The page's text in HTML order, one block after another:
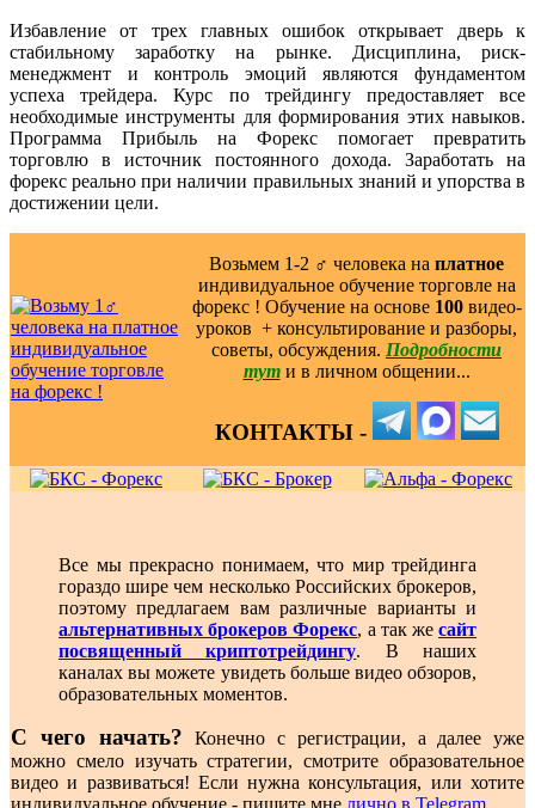
Избавление от трех главных ошибок открывает дверь к
стабильному заработку на рынке. Дисциплина, риск-
менеджмент и контроль эмоций являются фундаментом
успеха трейдера. Курс по трейдингу предоставляет все
необходимые инструменты для формирования этих навыков.
Программа Прибыль на Форекс помогает превратить
торговлю в источник постоянного дохода. Заработать на
форекс реально при наличии правильных знаний и упорства в
достижении цели.
Возьмем 1-2 ‍♂️ человека на платное
индивидуальное обучение торговле на
форекс ! Обучение на основе 100видео-
уроков ️ + консультирование и разборы,
советы, обсуждения. Подробности
тут и в личном общении...
КОНТАКТЫ -
Все мы прекрасно понимаем, что мир трейдинга
гораздо шире чем несколько Российских брокеров,
поэтому предлагаем вам различные варианты и
альтернативных брокеров Форекс, а так жесайт
посвященный криптотрейдингу. В наших
каналах вы можете увидеть больше видео обзоров,
образовательных моментов.
С чего начать?Конечно с регистрации, а далее уже
можно смело изучать стратегии, смотрите образовательное
видео и развиваться! Если нужна консультация, или хотите
индивидуальное обучение - пишите мне лично в Telegram